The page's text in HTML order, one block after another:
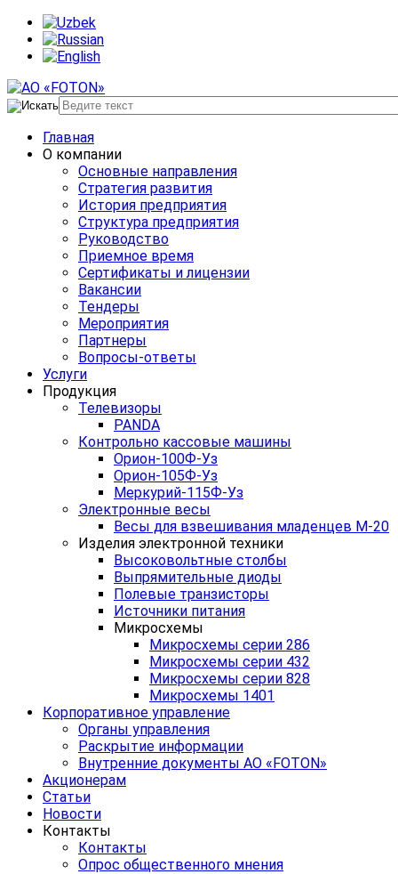
Главная
О компании
Основные направления
Стратегия развития
История предприятия
Структура предприятия
Руководство
Приемное время
Сертификаты и лицензии
Вакансии
Тендеры
Мероприятия
Партнеры
Вопросы-ответы
Услуги
Продукция
Телевизоры
PANDA
Контрольно кассовые машины
Орион-100Ф-Уз
Орион-105Ф-Уз
Меркурий-115Ф-Уз
Электронные весы
Весы для взвешивания младенцев М-20
Изделия электронной техники
Высоковольтные столбы
Выпрямительные диоды
Полевые транзисторы
Источники питания
Микросхемы
Микросхемы серии 286
Микросхемы серии 432
Микросхемы серии 828
Микросхемы 1401
Корпоративное управление
Органы управления
Раскрытие информации
Внутренние документы АО «FOTON»
Акционерам
Статьи
Новости
Контакты
Контакты
Опрос общественного мнения